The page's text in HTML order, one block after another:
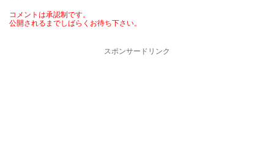
コメントは承認制です。
公開されるまでしばらくお待ち下さい。
スポンサードリンク